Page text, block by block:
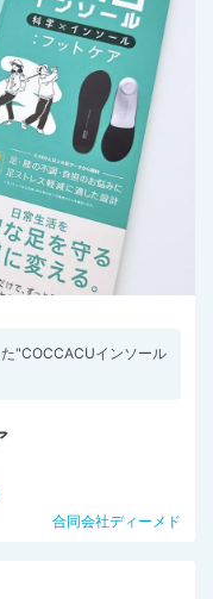
"COCCACUインソール
合同会社ディーメド